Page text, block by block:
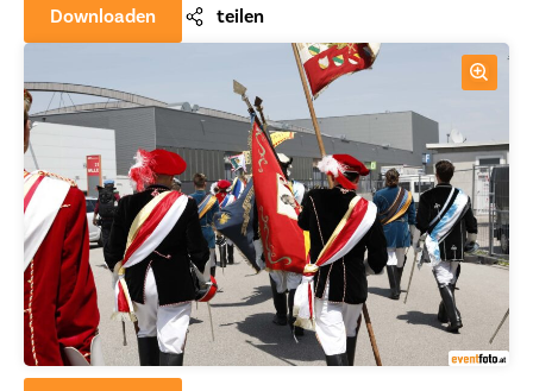
Downloaden teilen